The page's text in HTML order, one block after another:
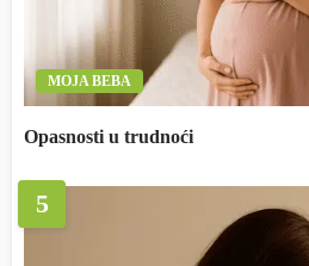
MOJA BEBA
Opasnosti u trudnoći
5